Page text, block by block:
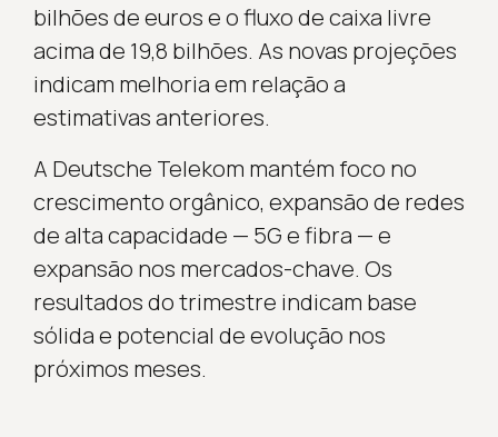
bilhões de euros e o fluxo de caixa livre
acima de 19,8 bilhões. As novas projeções
indicam melhoria em relação a
estimativas anteriores.
A Deutsche Telekom mantém foco no
crescimento orgânico, expansão de redes
de alta capacidade — 5G e fibra — e
expansão nos mercados-chave. Os
resultados do trimestre indicam base
sólida e potencial de evolução nos
próximos meses.